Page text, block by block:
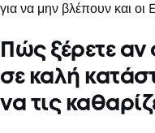
για να μην βλέπουν και οι
Πώς ξέρετε αν
σε καλή
να τις